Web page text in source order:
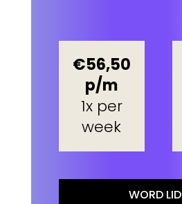
€56,50
p/m
1x per
week
WORD LID